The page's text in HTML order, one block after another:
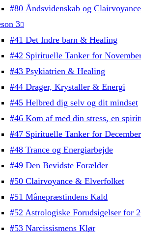
#80 Åndsvidenskab og Clairvoyance
3
#41 Det Indre barn & Healing
#42 Spirituelle Tanker for
#43 Psykiatrien & Healing
#44 Drager, Krystaller & Energi
#45 Helbred dig selv og dit mindset
#46 Kom af med din stress, en
#47 Spirituelle Tanker for
#48 Trance og Energiarbejde
#49 Den Bevidste Forælder
#50 Clairvoyance & Elverfolket
#51 Månepræstindens Kald
#52 Astrologiske Forudsigelser for
#53 Narcissismens Klør